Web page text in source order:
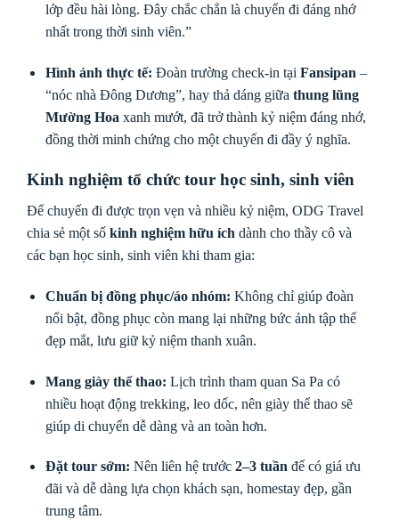
lớp đều hài lòng. Đây chắc chắn là chuyến đi đáng nhớ
nhất trong thời sinh viên.”
Hình ảnh thực tế: Đoàn trường check-in tại Fansipan –
“nóc nhà Đông Dương”, hay thả dáng giữa thung lũng
Mường Hoa xanh mướt, đã trở thành kỷ niệm đáng nhớ,
đồng thời minh chứng cho một chuyến đi đầy ý nghĩa.
Kinh nghiệm tổ chức tour học sinh, sinh viên
Để chuyến đi được trọn vẹn và nhiều kỷ niệm, ODG Travel
chia sẻ một số kinh nghiệm hữu ích dành cho thầy cô và
các bạn học sinh, sinh viên khi tham gia:
Chuẩn bị đồng phục/áo nhóm: Không chỉ giúp đoàn
nổi bật, đồng phục còn mang lại những bức ảnh tập thể
đẹp mắt, lưu giữ kỷ niệm thanh xuân.
Mang giày thể thao: Lịch trình tham quan Sa Pa có
nhiều hoạt động trekking, leo dốc, nên giày thể thao sẽ
giúp di chuyển dễ dàng và an toàn hơn.
Đặt tour sớm: Nên liên hệ trước 2–3 tuần để có giá ưu
đãi và dễ dàng lựa chọn khách sạn, homestay đẹp, gần
trung tâm.